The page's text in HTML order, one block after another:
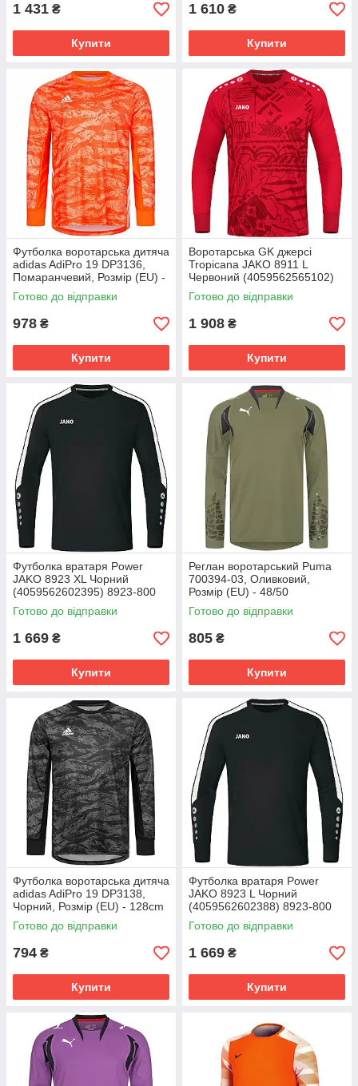
1 431 ₴
Купити
1 610 ₴
Купити
Футболка воротарська дитяча
adidas AdiPro 19 DP3136,
Помаранчевий, Розмір (EU) -
140cm
Готово до відправки
978 ₴
Купити
Воротарська GK джерсі
Tropicana JAKO 8911 L
Червоний (4059562565102)
8911-110
Готово до відправки
1 908 ₴
Купити
Футболка вратаря Power
JAKO 8923 XL Чорний
(4059562602395) 8923-800
Готово до відправки
1 669 ₴
Купити
Реглан воротарський Puma
700394-03, Оливковий,
Розмір (EU) - 48/50
Готово до відправки
805 ₴
Купити
Футболка воротарська дитяча
adidas AdiPro 19 DP3138,
Чорний, Розмір (EU) - 128cm
Готово до відправки
794 ₴
Купити
Футболка вратаря Power
JAKO 8923 L Чорний
(4059562602388) 8923-800
Готово до відправки
1 669 ₴
Купити